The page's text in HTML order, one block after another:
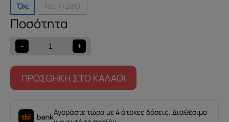
Όχι Ναί (+28€)
-
Κρεβάτι
Duomo
ποσότητα
+
ΠΡΟΣΘΉΚΗ ΣΤΟ ΚΑΛΆΘΙ
Αγοράστε τώρα με 4 άτοκες δόσεις. Διαθέσιμο